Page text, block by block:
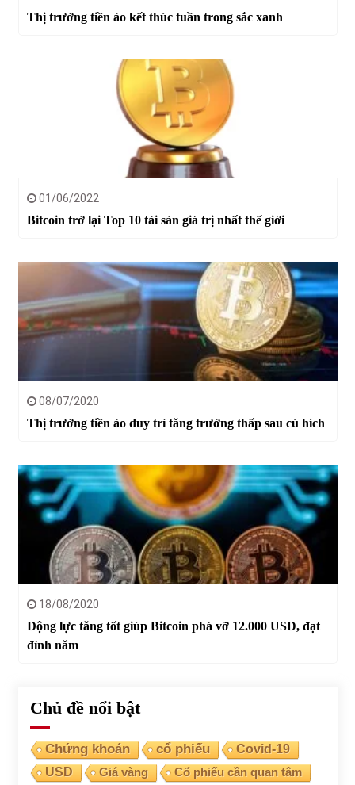
Thị trường tiền ảo kết thúc tuần trong sắc xanh
01/06/2022
Bitcoin trở lại Top 10 tài sản giá trị nhất thế giới
08/07/2020
Thị trường tiền ảo duy trì tăng trưởng thấp sau cú hích
18/08/2020
Động lực tăng tốt giúp Bitcoin phá vỡ 12.000 USD, đạt
đỉnh năm
Chủ đề nổi bật
Chứng khoán cổ phiếu
Covid-19
USD
Giá vàng Cổ phiếu cần quan tâm